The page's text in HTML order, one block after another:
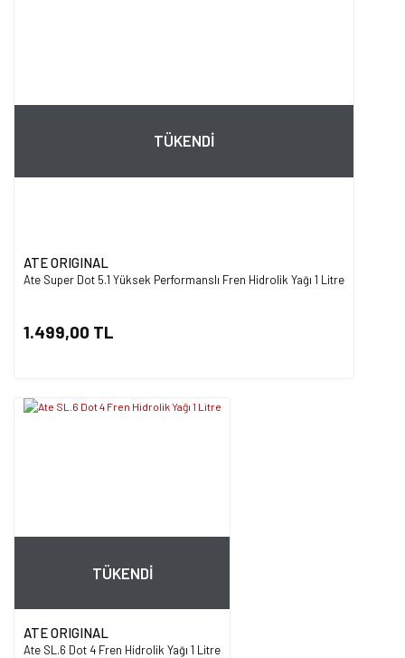
TÜKENDİ
ATE ORIGINAL
Ate Super Dot 5.1 Yüksek Performanslı Fren Hidrolik Yağı 1 Litre
1.499,00 TL
TÜKENDİ
ATE ORIGINAL
Ate SL.6 Dot 4 Fren Hidrolik Yağı 1 Litre